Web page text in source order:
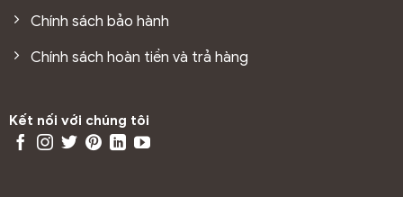
Chính sách bảo hành
Chính sách hoàn tiền và trả hàng
Kết nối với chúng tôi